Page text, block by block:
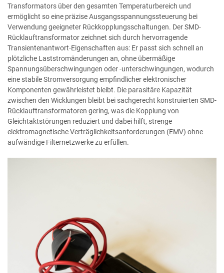
Transformators über den gesamten Temperaturbereich und
ermöglicht so eine präzise Ausgangsspannungssteuerung bei
Verwendung geeigneter Rückkopplungsschaltungen. Der SMD-
Rücklauftransformator zeichnet sich durch hervorragende
Transientenantwort-Eigenschaften aus: Er passt sich schnell an
plötzliche Laststromänderungen an, ohne übermäßige
Spannungsüberschwingungen oder -unterschwingungen, wodurch
eine stabile Stromversorgung empfindlicher elektronischer
Komponenten gewährleistet bleibt. Die parasitäre Kapazität
zwischen den Wicklungen bleibt bei sachgerecht konstruierten SMD-
Rücklauftransformatoren gering, was die Kopplung von
Gleichtaktstörungen reduziert und dabei hilft, strenge
elektromagnetische Verträglichkeitsanforderungen (EMV) ohne
aufwändige Filternetzwerke zu erfüllen.